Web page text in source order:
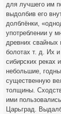
для лучшего им
выдолбив его
долблёнки,
употреблении у
древних свайных
болотах т. д. Их
сибирских реках
небольшие,
существенную
толщины.
ими
Царьград.